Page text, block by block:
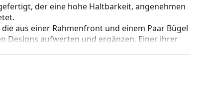
der eine hohe Haltbarkeit, angenehmen
aus einer Rahmenfront und einem Paar Bügel
Designs aufwerten und ergänzen. Einer ihrer
ist für alle Gläser geeignet, auch für